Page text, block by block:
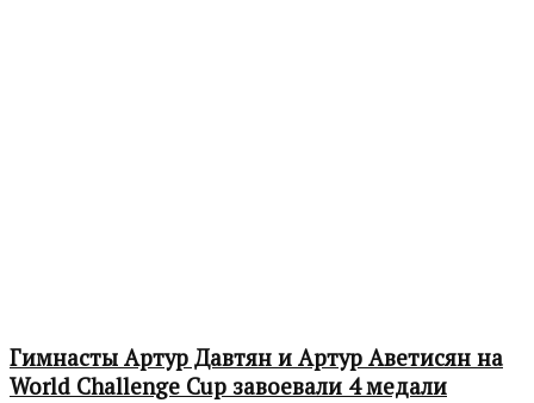
Гимнасты Артур Давтян и Артур Аветисян на
World Challenge Cup завоевали 4 медали